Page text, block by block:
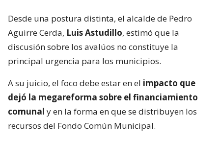
Desde una postura distinta, el alcalde de Pedro
Aguirre Cerda, Luis Astudillo, estimó que la
discusión sobre los avalúos no constituye la
principal urgencia para los municipios.
A su juicio, el foco debe estar en el impacto que
dejó la megareforma sobre el financiamiento
comunal y en la forma en que se distribuyen los
recursos del Fondo Común Municipal.